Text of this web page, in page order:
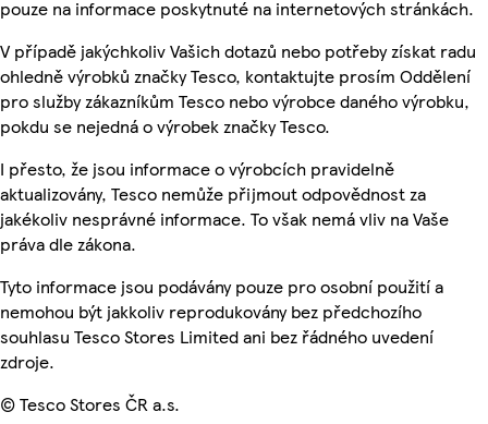
pouze na informace poskytnuté na internetových stránkách.
V případě jakýchkoliv Vašich dotazů nebo potřeby získat radu
ohledně výrobků značky Tesco, kontaktujte prosím Oddělení
pro služby zákazníkům Tesco nebo výrobce daného výrobku,
pokdu se nejedná o výrobek značky Tesco.
I přesto, že jsou informace o výrobcích pravidelně
aktualizovány, Tesco nemůže přijmout odpovědnost za
jakékoliv nesprávné informace. To však nemá vliv na Vaše
práva dle zákona.
Tyto informace jsou podávány pouze pro osobní použití a
nemohou být jakkoliv reprodukovány bez předchozího
souhlasu Tesco Stores Limited ani bez řádného uvedení
zdroje.
© Tesco Stores ČR a.s.